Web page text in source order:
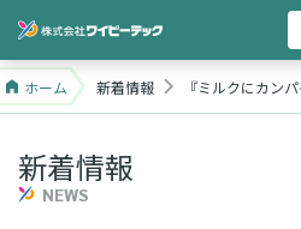
ホーム 新着情報 『ミルクにカン
新着情報
NEWS